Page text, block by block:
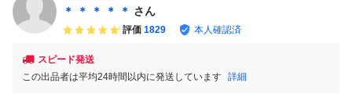
ト・オブ・シノビ
＊ ＊ ＊ ＊ ＊ さん
評価 1829 本人確認済
スピード発送
この出品者は平均24時間以内に発送しています 詳細